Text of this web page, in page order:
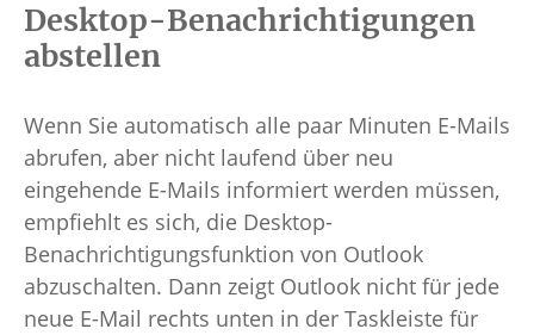
Desktop-Benachrichtigungen
abstellen
Wenn Sie automatisch alle paar Minuten E-Mails
abrufen, aber nicht laufend über neu
eingehende E-Mails informiert werden müssen,
empfiehlt es sich, die Desktop-
Benachrichtigungsfunktion von Outlook
abzuschalten. Dann zeigt Outlook nicht für jede
neue E-Mail rechts unten in der Taskleiste für